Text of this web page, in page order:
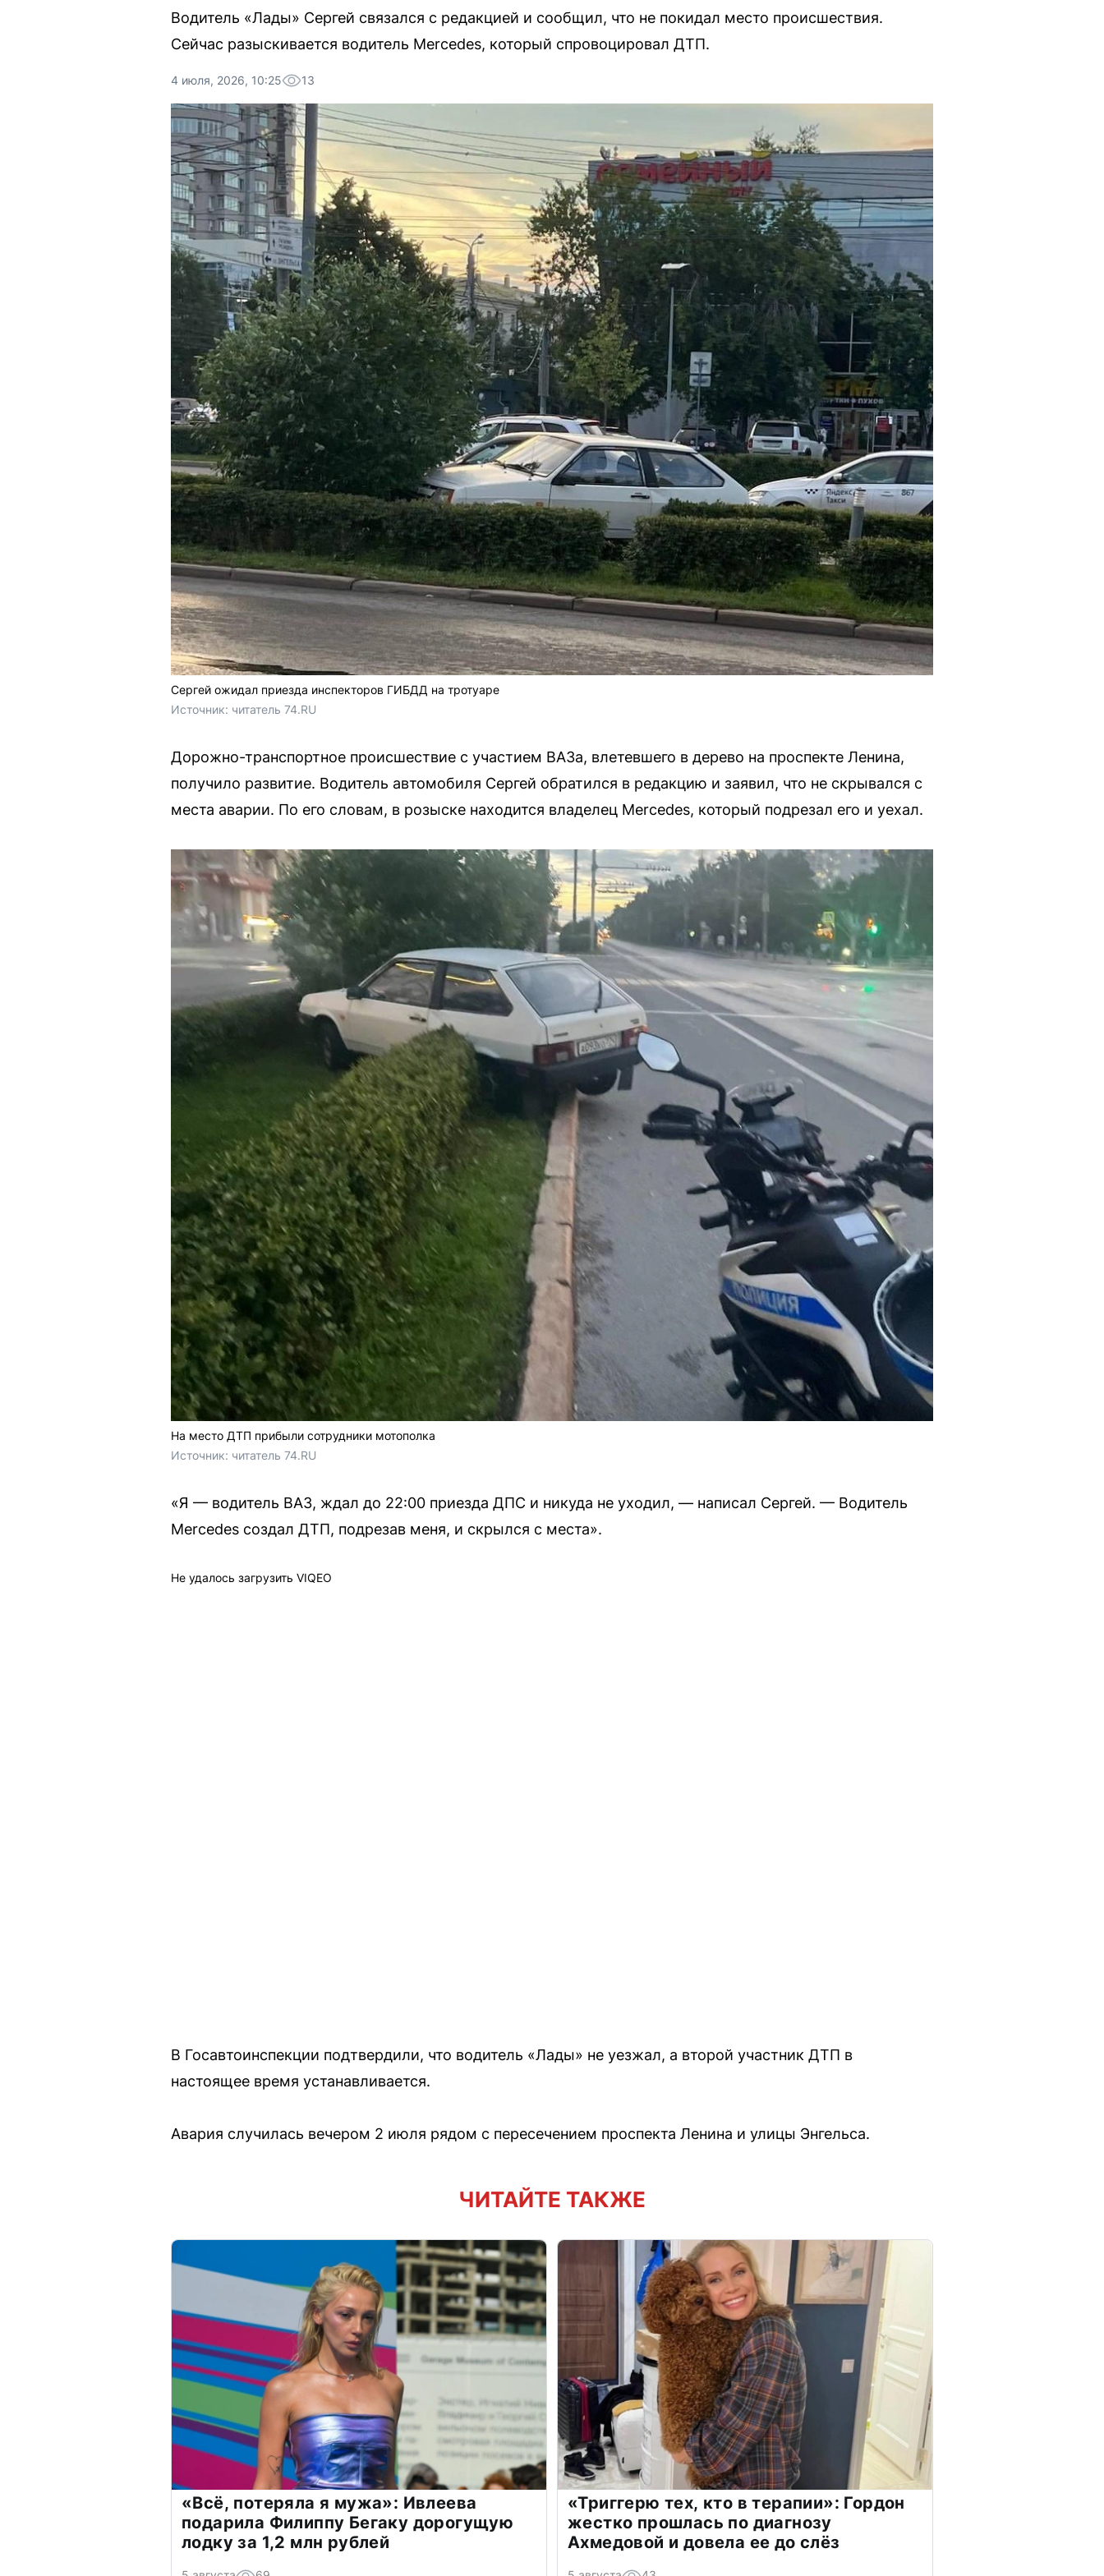
Водитель «Лады» Сергей связался с редакцией и сообщил, что не покидал место происшествия.
Сейчас разыскивается водитель Mercedes, который спровоцировал ДТП.
4 июля, 2026, 10:25 13
Сергей ожидал приезда инспекторов ГИБДД на тротуаре
Источник: читатель 74.RU
Дорожно-транспортное происшествие с участием ВАЗа, влетевшего в дерево на проспекте Ленина,
получило развитие. Водитель автомобиля Сергей обратился в редакцию и заявил, что не скрывался с
места аварии. По его словам, в розыске находится владелец Mercedes, который подрезал его и уехал.
На место ДТП прибыли сотрудники мотополка
Источник: читатель 74.RU
«Я — водитель ВАЗ, ждал до 22:00 приезда ДПС и никуда не уходил, — написал Сергей. — Водитель
Mercedes создал ДТП, подрезав меня, и скрылся с места».
Не удалось загрузить VIQEO
В Госавтоинспекции подтвердили, что водитель «Лады» не уезжал, а второй участник ДТП в
настоящее время устанавливается.
Авария случилась вечером 2 июля рядом с пересечением проспекта Ленина и улицы Энгельса.
ЧИТАЙТЕ ТАКЖЕ
«Всё, потеряла я мужа»: Ивлеева
подарила Филиппу Бегаку дорогущую
лодку за 1,2 млн рублей
«Триггерю тех, кто в терапии»: Гордон
жестко прошлась по диагнозу
Ахмедовой и довела ее до слёз